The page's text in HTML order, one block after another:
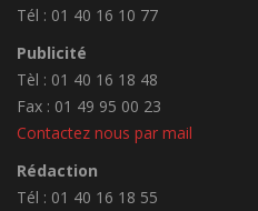
Tél : 01 40 16 10 77
Publicité
Tèl : 01 40 16 18 48
Fax : 01 49 95 00 23
Contactez nous par mail
Rédaction
Tél : 01 40 16 18 55